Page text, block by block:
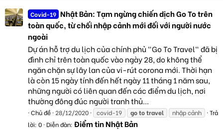
Covid-19 Nhật Bản: Tạm ngừng chiến dịch Go To trên
toàn quốc, từ chối nhập cảnh mới đối với người nước
ngoài
Dự án hỗ trợ du lịch của chính phủ "Go To Travel" đã bị
đình chỉ trên toàn quốc vào ngày 28, do không thể
ngăn chặn sự lây lan của vi-rút corona mới. Thời hạn
là còn 15 ngày tính đến hết ngày 11 tháng 1 năm sau,
những người có liên quan đến các điểm du lịch, nơi
thường đông đúc người tranh thủ...
Chủ đề 28/12/2020 covid-19 gototravel nhập cảnh
Trả
lời: 0 Diễn đàn: Điểm tin Nhật Bản